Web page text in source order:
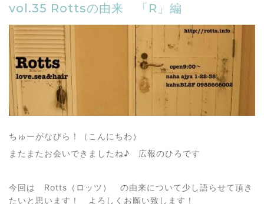
vol.35 Rottsの由来 「R」編
ちゅーがなびら！（こんにちわ）
またまたお会いできましたね♪ 広報のひろです
今回は Rotts（ロッツ） の由来について少し語らせて頂き
たいと思います！ よろしくお願い致します！